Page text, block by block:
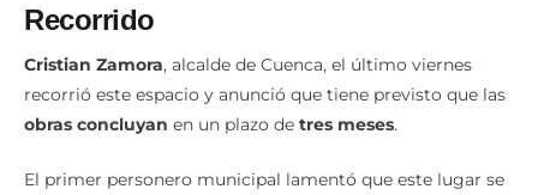
Cristian Zamora
recorrió este espacio y anunció que tiene previsto que las
obras concluyanen un plazo detres meses.
haya convertido “en unurinario público… lleno de malos